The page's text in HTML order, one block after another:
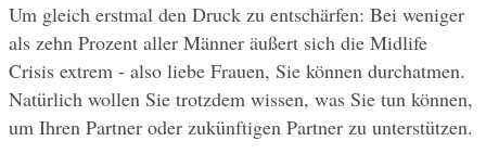
Um gleich erstmal den Druck zu entschärfen: Bei weniger
als zehn Prozent aller Männer äußert sich die Midlife
Crisis extrem - also liebe Frauen, Sie können durchatmen.
Natürlich wollen Sie trotzdem wissen, was Sie tun können,
um Ihren Partner oder zukünftigen Partner zu unterstützen.